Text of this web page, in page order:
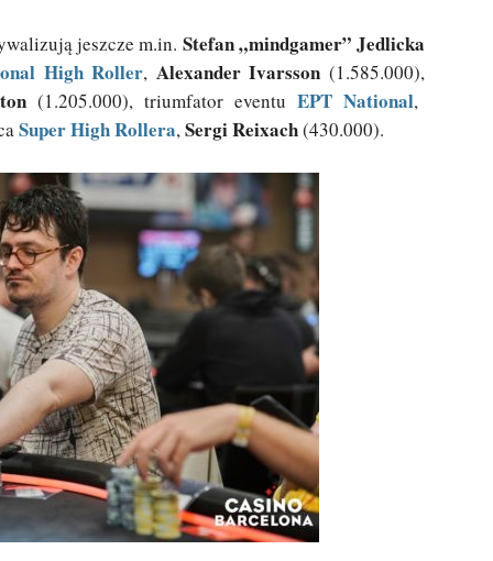
jeszcze m.in. Stefan „mindgamer” Jedlicka
High Roller, Alexander Ivarsson (1.585.000),
(1.205.000), triumfator eventu EPT National,
Super High Rollera,Sergi Reixach(430.000).